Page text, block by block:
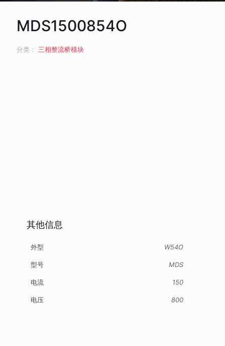
MDS1500854O
分类： 三相整流桥模块
其他信息
外型 W54O
型号 MDS
电流 150
电压 800